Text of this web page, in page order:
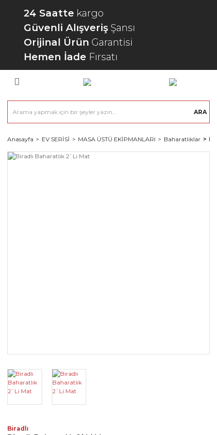
24 Saatte kargo
Güvenli Alışveriş Şansı
Orijinal Ürün Garantisi
Hemen İade Fırsatı
ARA
Anasayfa EV SERİSİ MASA ÜSTÜ EKİPMANLARI Baharatlıklar
Biradlı